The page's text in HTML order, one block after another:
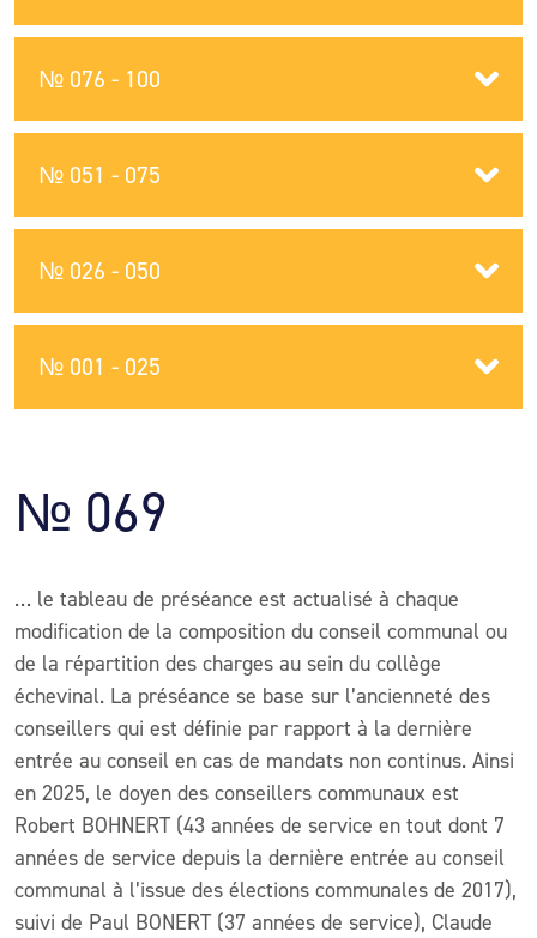
№ 001 - 025
№ 026 - 050
№ 051 - 075
№ 076 - 100
№ 069
… le tableau de préséance est actualisé à chaque
modification de la composition du conseil communal ou
de la répartition des charges au sein du collège
échevinal. La préséance se base sur l’ancienneté des
conseillers qui est définie par rapport à la dernière
entrée au conseil en cas de mandats non continus. Ainsi
en 2025, le doyen des conseillers communaux est
Robert BOHNERT (43 années de service en tout dont 7
années de service depuis la dernière entrée au conseil
communal à l’issue des élections communales de 2017),
suivi de Paul BONERT (37 années de service), Claude